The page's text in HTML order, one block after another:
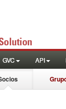
GVC API